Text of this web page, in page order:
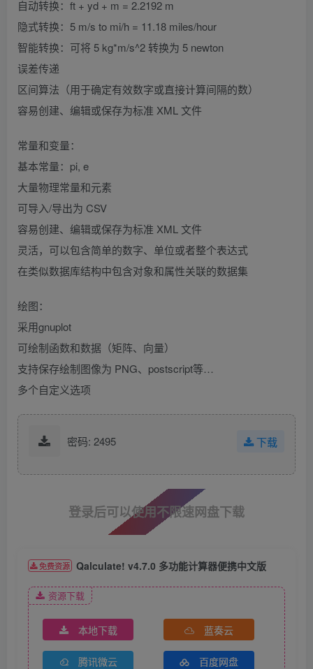
自动转换：ft + yd + m = 2.2192 m
隐式转换：5 m/s to mi/h = 11.18 miles/hour
智能转换：可将 5 kg*m/s^2 转换为 5 newton
误差传递
区间算法（用于确定有效数字或直接计算间隔的数）
容易创建、编辑或保存为标准 XML 文件
常量和变量：
基本常量：pi, e
大量物理常量和元素
可导入/导出为 CSV
容易创建、编辑或保存为标准 XML 文件
灵活，可以包含简单的数字、单位或者整个表达式
在类似数据库结构中包含对象和属性关联的数据集
绘图：
采用gnuplot
可绘制函数和数据（矩阵、向量）
支持保存绘制图像为 PNG、postscript等…
多个自定义选项
密码: 2495 下载
登录后可以使用不限速网盘下载
免费资源 Qalculate! v4.7.0 多功能计算器便携中文版
资源下载
本地下载 蓝奏云
腾讯微云 百度网盘